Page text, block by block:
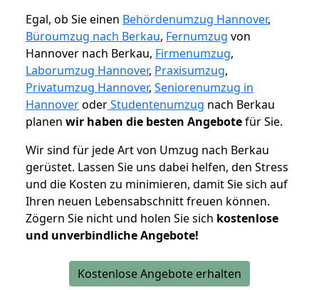
Egal, ob Sie einen Behördenumzug Hannover,
Büroumzug nach Berkau, Fernumzug von
Hannover nach Berkau, Firmenumzug,
Laborumzug Hannover, Praxisumzug,
Privatumzug Hannover, Seniorenumzug in
HannoveroderStudentenumzug nach Berkau
planen wir haben die besten Angebotefür Sie.
Wir sind für jede Art von Umzug nach Berkau
gerüstet. Lassen Sie uns dabei helfen, den Stress
und die Kosten zu minimieren, damit Sie sich auf
Ihren neuen Lebensabschnitt freuen können.
Zögern Sie nicht und holen Sie sich kostenlose
und unverbindliche Angebote!
Kostenlose Angebote erhalten